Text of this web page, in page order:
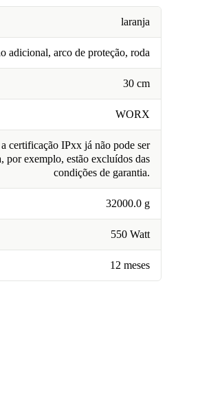
laranja
adicional, arco de proteção, roda
30 cm
WORX
certificação IPxx já não pode ser
por exemplo, estão excluídos das
condições de garantia.
32000.0 g
550 Watt
12 meses